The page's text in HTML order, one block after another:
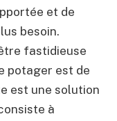
et de
besoin.
fastidieuse
potager est de
est une solution
à